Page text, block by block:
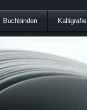
Buchbinden Kalligrafie